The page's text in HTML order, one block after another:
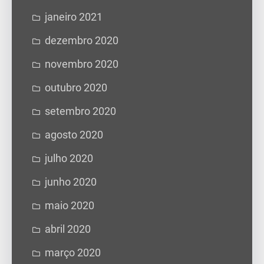
janeiro 2021
dezembro 2020
novembro 2020
outubro 2020
setembro 2020
agosto 2020
julho 2020
junho 2020
maio 2020
abril 2020
março 2020